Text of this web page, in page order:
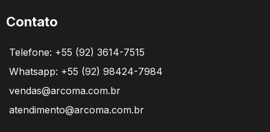
Contato
Telefone: +55 (92) 3614-7515
Whatsapp: +55 (92) 98424-7984
vendas@arcoma.com.br
atendimento@arcoma.com.br